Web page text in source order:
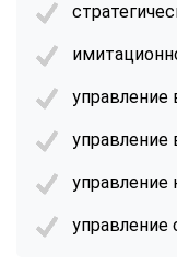
управление
управление
управление
управление